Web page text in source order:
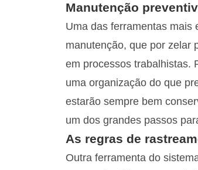
Manutenção
Uma das ferramentas mais
manutenção, que por zelar
em processos trabalhistas.
uma organização do que
estarão sempre bem
um dos grandes passos
As regras de
Outra ferramenta do